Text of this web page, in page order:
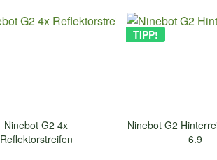
Ninebot G2 4x
Reflektorstreifen
TIPP!
Ninebot G2
6.9